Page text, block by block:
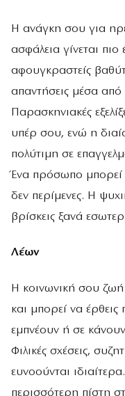
Η ανάγκη σου για
ασφάλεια γίνεται
αφουγκραστείς
απαντήσεις μέσα
Παρασκηνιακές
υπέρ σου, ενώ η
πολύτιμη σε
Ένα πρόσωπο μπορεί
δεν περίμενες. Η
βρίσκεις ξανά
Λέων
Η κοινωνική σου
και μπορεί να
εμπνέουν ή σε
Φιλικές σχέσεις,
ευνοούνται
περισσότερη πίστη